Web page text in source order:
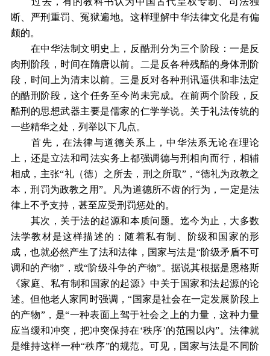
断、严刑重罚、冤狱遍地。这样理解中华法律文化是有偏
颇的。
在中华法制文明史上，反酷刑分为三个阶段：一是反
肉刑阶段，时间在隋唐以前。二是反各种残酷的身体刑阶
段，时间上为清末以前。三是反对各种刑讯逼供和非法定
的酷刑阶段，这个任务至今尚未完成。在前两个阶段，反
酷刑的思想武器主要是儒家的仁学学说。关于礼法传统的
一些精华之处，列举以下几点。
首先，在法律与道德关系上，中华法系无论在理论
上，还是立法和司法实务上都强调德与刑相向而行，相辅
相成，主张“礼（德）之所去，刑之所取”，“德礼为政教之
本，刑罚为政教之用”。凡为道德所不齿的行为，一定是法
律上不予支持，甚至应受刑罚惩处的。
其次，关于法的起源和本质问题。迄今为止，大多数
法学教材是这样描述的：随着私有制、阶级和国家的形
成，也就必然产生了法和法律，国家与法是“阶级矛盾不可
调和的产物”，或“阶级斗争的产物”。据说其根据是恩格斯
《家庭、私有制和国家的起源》中关于国家和法起源的论
述。但他老人家同时强调，“国家是社会在一定发展阶段上
的产物”，是“一种表面上驾于社会之上的力量，这种力量
应当缓和冲突，把冲突保持在‘秩序’的范围以内”。法律就
是维持这样一种“秩序”的规范。可见，国家与法是不同阶